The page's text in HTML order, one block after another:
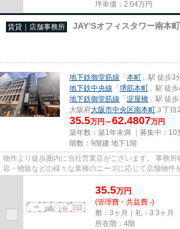
坪単価： 2.04万円
賃貸｜店舗事務所 JAY’Sオフィスタワー南本町
地下鉄御堂筋線 「本町 」駅 徒歩3
地下鉄中央線 「堺筋本町 」駅 徒
地下鉄御堂筋線 「淀屋橋 」駅 徒
大阪府大阪市中央区南本町 ３丁目
35.5万円～62.4807万円
築年数：築1年未満 ｜募集中： 10
階数：9階建 地下1階
物件より徒歩圏内に当社営業店がございます。 事務所
容・物販などの様々な業種のニーズに応じて店舗物件
尚、弊社ではおとり広告は一切...
35.5万円
(管理費・共益費 -)
敷：3ヶ月｜礼：3.3ヶ月
所在階：4階